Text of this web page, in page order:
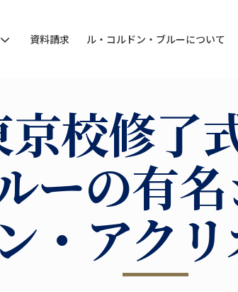
資料請求 ル・コルドン・ブルーについて
京校修了
ーの有
・アク